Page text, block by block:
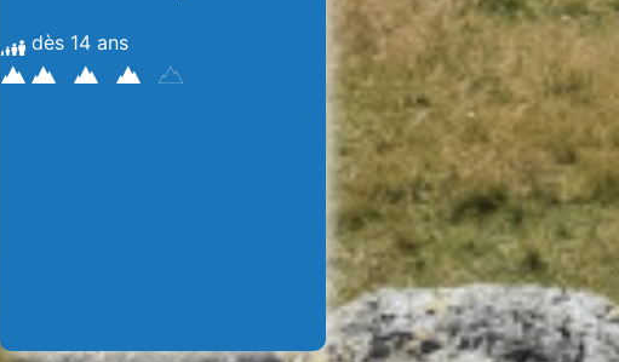
dès 14 ans